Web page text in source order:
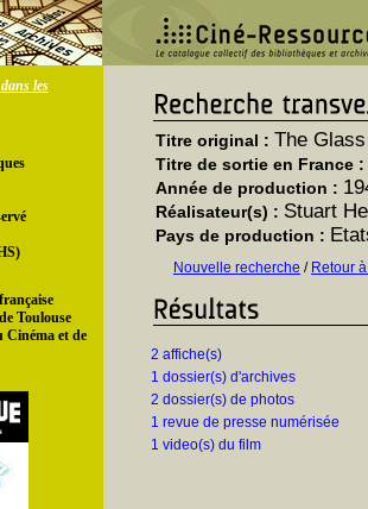
les
Toulouse
Cinéma et de
Titre original : The
Titre de sortie en France :
Année de production :
Réalisateur(s) : Stuart
Pays de production :
Nouvelle recherche / Retour
2 affiche(s)
1 dossier(s) d'archives
2 dossier(s) de photos
1 revue de presse numérisée
1 video(s) du film